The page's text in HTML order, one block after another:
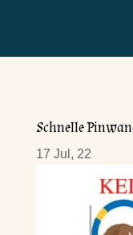
Schnelle
17 Jul, 22